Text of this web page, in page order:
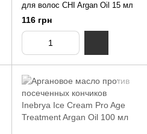
для волос CHI Argan Oil 15 мл
116 грн